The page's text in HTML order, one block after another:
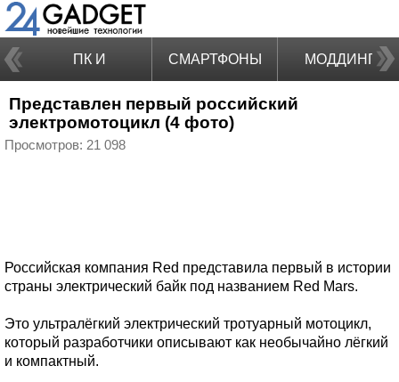
ПК И
НОУТБУКИ
СМАРТФОНЫ МОДДИНГ
Представлен первый российский
электромотоцикл (4 фото)
Просмотров: 21 098
Российская компания Red представила первый в истории
страны электрический байк под названием Red Mars.
Это ультралёгкий электрический тротуарный мотоцикл,
который разработчики описывают как необычайно лёгкий
и компактный.